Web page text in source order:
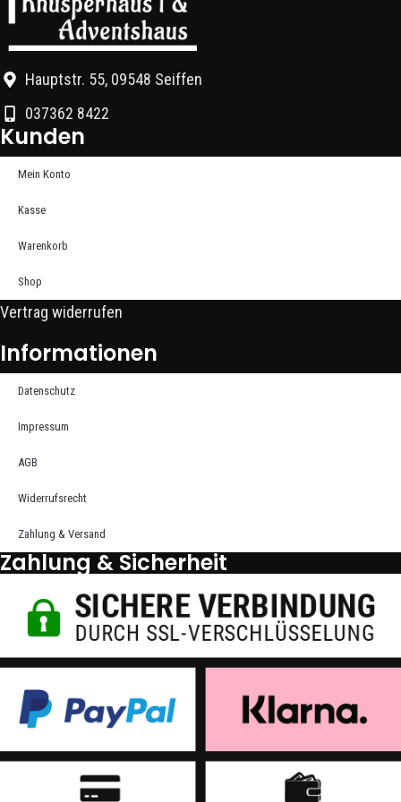
Hauptstr. 55, 09548 Seiffen
037362 8422
Kunden
Mein Konto
Kasse
Warenkorb
Shop
Vertrag widerrufen
Informationen
Datenschutz
Impressum
AGB
Widerrufsrecht
Zahlung & Versand
Zahlung & Sicherheit